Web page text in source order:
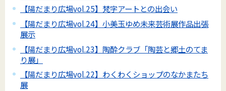
【陽だまり広場vol.25】梵字アートとの出会い
【陽だまり広場vol.24】小美玉ゆめ未来芸術展作品出張
展示
【陽だまり広場vol.23】陶酔クラブ「陶芸と郷土のてま
り展」
【陽だまり広場vol.22】わくわくショップのなかまたち
展